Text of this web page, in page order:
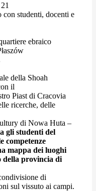
21
studenti, docenti e
ebraico
della Shoah
il
Piast di Cracovia
ricerche, delle
di Nowa Huta –
gli studenti del
competenze
mappa dei luoghi
della provincia di
di
sul vissuto ai campi.